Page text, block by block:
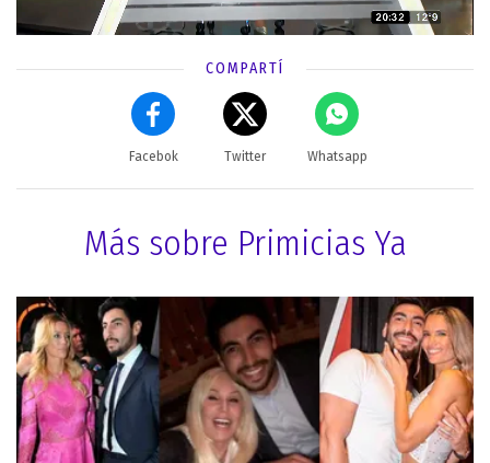
COMPARTÍ
Facebok Twitter Whatsapp
Más sobre Primicias Ya